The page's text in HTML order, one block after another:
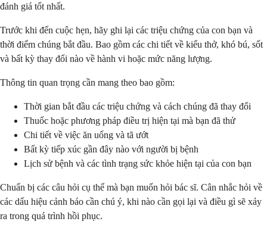
đánh giá tốt nhất.
Trước khi đến cuộc hẹn, hãy ghi lại các triệu chứng của con bạn và
thời điểm chúng bắt đầu. Bao gồm các chi tiết về kiểu thở, khó bú, sốt
và bất kỳ thay đổi nào về hành vi hoặc mức năng lượng.
Thông tin quan trọng cần mang theo bao gồm:
Thời gian bắt đầu các triệu chứng và cách chúng đã thay đổi
Thuốc hoặc phương pháp điều trị hiện tại mà bạn đã thử
Chi tiết về việc ăn uống và tã ướt
Bất kỳ tiếp xúc gần đây nào với người bị bệnh
Lịch sử bệnh và các tình trạng sức khỏe hiện tại của con bạn
Chuẩn bị các câu hỏi cụ thể mà bạn muốn hỏi bác sĩ. Cân nhắc hỏi về
các dấu hiệu cảnh báo cần chú ý, khi nào cần gọi lại và điều gì sẽ xảy
ra trong quá trình hồi phục.